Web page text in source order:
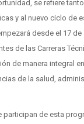
se refiere
y al nuevo ciclo de
desde el 17
de las Carreras
de manera integral
de la salud,
participan de esta